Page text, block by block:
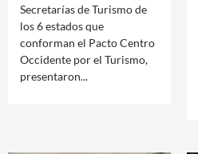
Secretarías de Turismo de
los 6 estados que
conforman el Pacto Centro
Occidente por el Turismo,
presentaron...